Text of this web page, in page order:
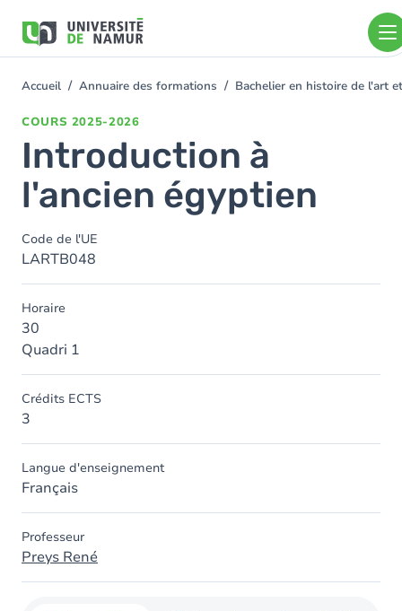
contenu
You
Accueil Annuaire des formations Bachelier en histoire de l'art
COURS 2025-2026
Introduction à
l'ancien égyptien
Code de l'UE
LARTB048
Horaire
30
Quadri 1
Crédits ECTS
3
Langue d'enseignement
Français
Professeur
Preys René